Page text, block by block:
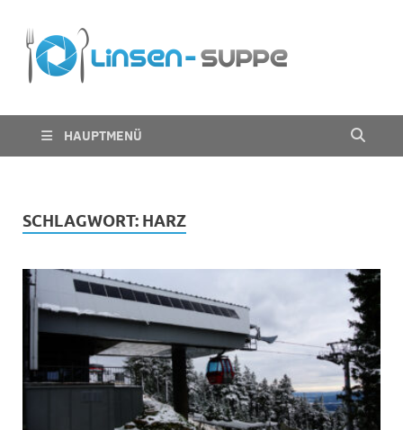
Suppe
HAUPTMENÜ
SCHLAGWORT: HARZ